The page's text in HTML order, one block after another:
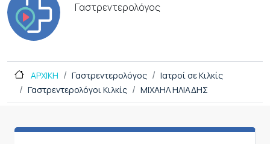
Γαστρεντερολόγος
ΑΡΧΙΚΗ Γαστρεντερολόγος
Ιατροί σε Κιλκίς
Γαστρεντερολόγοι Κιλκίς
ΜΙΧΑΗΛ ΗΛΙΑΔΗΣ